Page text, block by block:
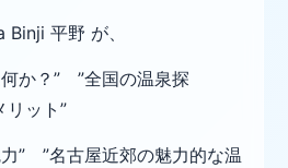
平野 が、
か？” ”全国の温泉探
ット”
” ”名古屋近郊の魅力的な温